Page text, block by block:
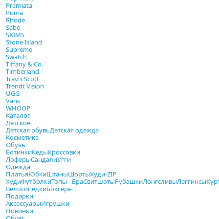
Premiata
Puma
Rhode
Sabe
SKIMS
Stone Island
Supreme
Swatch
Tiffany & Co.
Timberland
Travis Scott
Trendt Vision
UGG
Vans
WHOOP
Каталог
Детское
Детская обувьДетская одежда
Косметика
Обувь
БотинкиКедыКроссовки
ЛоферыСандалиУгги
Одежда
ПлатьяЮбкиШтаныШортыХуди-ZIP
ХудиФутболкиТопы - БраСвитшотыРубашкиЛонгсливыЛеггинсы
ВелосипедкиБоксеры
Подарки
АксессуарыИгрушки
Новинки